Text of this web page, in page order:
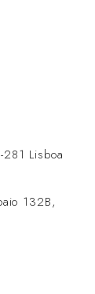
Lisboa
132B,